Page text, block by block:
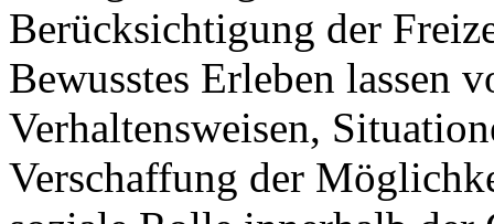
Berücksichtigung der
Bewusstes Erleben lassen
Verhaltensweisen,
Verschaffung der